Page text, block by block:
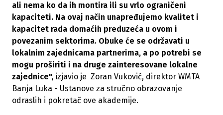
ali nema ko da ih montira ili su vrlo ograničeni
kapaciteti. Na ovaj način unapređujemo kvalitet i
kapacitet rada domaćih preduzeća u ovom i
povezanim sektorima. Obuke će se održavati u
lokalnim zajednicama partnerima, a po potrebi se
mogu proširiti i na druge zainteresovane lokalne
zajednice", izjavio je Zoran Vuković, direktor WMTA
Banja Luka - Ustanove za stručno obrazovanje
odraslih i pokretač ove akademije.